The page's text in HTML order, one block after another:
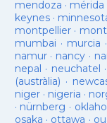
mendoza · mérida
keynes·
montpellier·
mumbai · murcia ·
namur· nancy ·
nepal · neuchatel ·
(austràlia) ·
niger· nigeria ·
· nürnberg ·
osaka · ottawa ·